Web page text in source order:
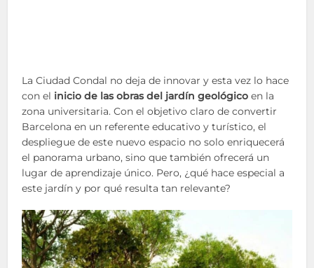
La Ciudad Condal no deja de innovar y esta vez lo hace
con el inicio de las obras del jardín geológico en la
zona universitaria. Con el objetivo claro de convertir
Barcelona en un referente educativo y turístico, el
despliegue de este nuevo espacio no solo enriquecerá
el panorama urbano, sino que también ofrecerá un
lugar de aprendizaje único. Pero, ¿qué hace especial a
este jardín y por qué resulta tan relevante?